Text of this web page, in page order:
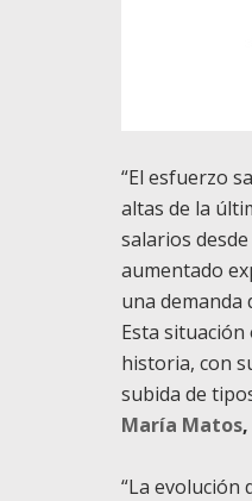
“El esfuerzo
altas de la
salarios
aumentado
una demanda
Esta situación
historia, con
subida de
María Matos
“La evolución